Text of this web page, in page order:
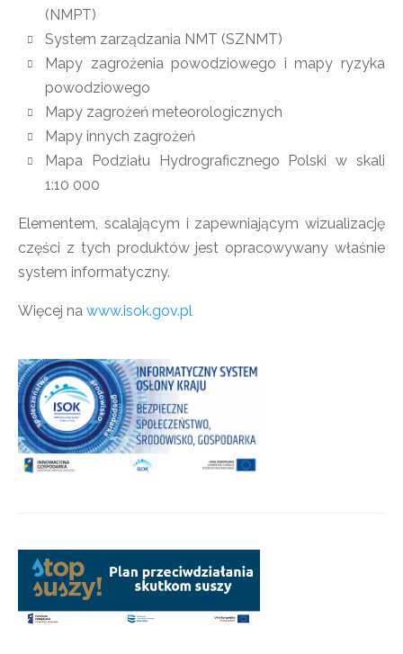
(NMPT)
System zarządzania NMT (SZNMT)
Mapy zagrożenia powodziowego i mapy ryzyka
powodziowego
Mapy zagrożeń meteorologicznych
Mapy innych zagrożeń
Mapa Podziału Hydrograficznego Polski w skali
1:10 000
Elementem, scalającym i zapewniającym wizualizację
części z tych produktów jest opracowywany właśnie
system informatyczny.
Więcej na www.isok.gov.pl